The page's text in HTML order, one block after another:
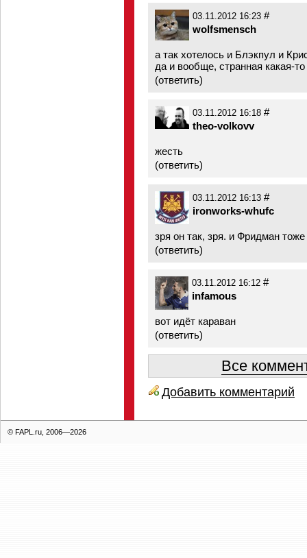
03.11.2012 16:23 #
wolfsmensch
а так хотелось и Блэкпул и
да и вообще, странная какая-то
(ответить)
03.11.2012 16:18 #
theo-volkovv
жесть
(ответить)
03.11.2012 16:13 #
ironworks-whufc
зря он так, зря. и Фридман тоже
(ответить)
03.11.2012 16:12 #
infamous
вот идёт караван
(ответить)
Все
Добавить комментарий
© FAPL.ru, 2006—2026